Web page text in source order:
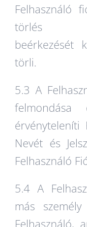
Felhasználó
törlés
beérkezését
törli.
5.3 A
felmondása
érvényteleníti
Nevét és
Felhasználó
5.4 A
más
Felhasználó,